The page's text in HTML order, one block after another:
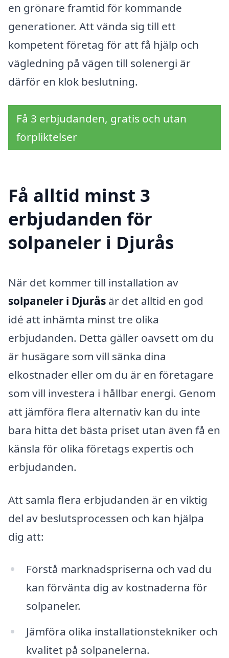
en grönare framtid för kommande
generationer. Att vända sig till ett
kompetent företag för att få hjälp och
vägledning på vägen till solenergi är
därför en klok beslutning.
Få 3 erbjudanden, gratis och utan
förpliktelser
Få alltid minst 3
erbjudanden för
solpaneler i Djurås
När det kommer till installation av
solpaneler i Djurås är det alltid en god
idé att inhämta minst tre olika
erbjudanden. Detta gäller oavsett om du
är husägare som vill sänka dina
elkostnader eller om du är en företagare
som vill investera i hållbar energi. Genom
att jämföra flera alternativ kan du inte
bara hitta det bästa priset utan även få en
känsla för olika företags expertis och
erbjudanden.
Att samla flera erbjudanden är en viktig
del av beslutsprocessen och kan hjälpa
dig att:
Förstå marknadspriserna och vad du
kan förvänta dig av kostnaderna för
solpaneler.
Jämföra olika installationstekniker och
kvalitet på solpanelerna.